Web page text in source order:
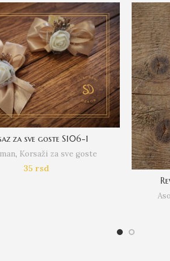
za sve goste S106-1
, Korsaži za sve goste
35 rsd